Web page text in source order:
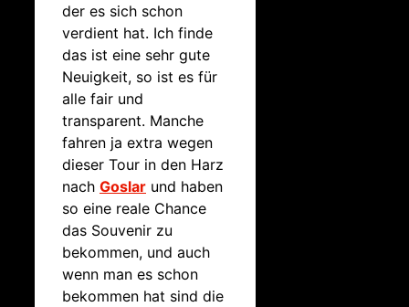
der es sich schon
verdient hat. Ich finde
das ist eine sehr gute
Neuigkeit, so ist es für
alle fair und
transparent. Manche
fahren ja extra wegen
dieser Tour in den Harz
nach Goslar und haben
so eine reale Chance
das Souvenir zu
bekommen, und auch
wenn man es schon
bekommen hat sind die